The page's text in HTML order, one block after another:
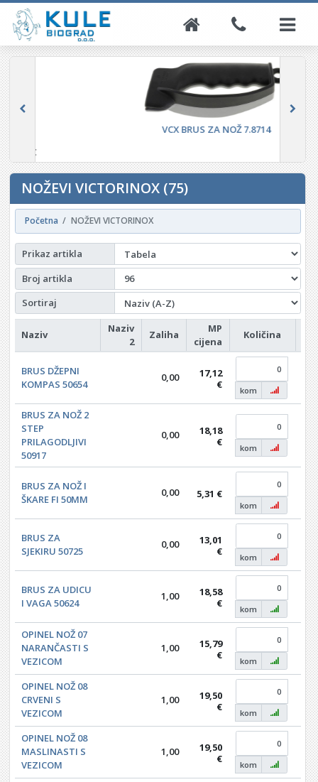
VCX BRUS ZA NOŽ 7.8714
NOŽEVI VICTORINOX (75)
Početna NOŽEVI VICTORINOX
Prikaz artikla
Broj artikla
Sortiraj
Naziv
Naziv
2
Zaliha
MP
cijena
Količina
BRUS DŽEPNI
KOMPAS 50654
0,00
17,12
€
kom
BRUS ZA NOŽ 2
STEP
PRILAGODLJIVI
50917
0,00
18,18
€
kom
BRUS ZA NOŽ I
ŠKARE FI 50MM
0,00 5,31 €
kom
BRUS ZA
SJEKIRU 50725
0,00
13,01
€
kom
BRUS ZA UDICU
I VAGA 50624
1,00
18,58
€
kom
OPINEL NOŽ 07
NARANČASTI S
VEZICOM
1,00
15,79
€
kom
OPINEL NOŽ 08
CRVENI S
VEZICOM
1,00
19,50
€
kom
OPINEL NOŽ 08
MASLINASTI S
VEZICOM
1,00
19,50
€
kom